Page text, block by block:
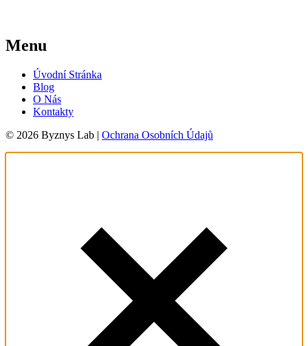
Menu
Úvodní Stránka
Blog
O Nás
Kontakty
© 2026 Byznys Lab | Ochrana Osobních Údajů